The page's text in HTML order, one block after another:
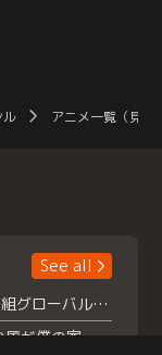
ル アニメ一覧（見放
See all
いま最も勢いのある６人組グローバルグル ープ NCT WISHの地上波初冠特番 『NCT WISHの放課後グランプリ』放送決定 メンバーたちが３ペアに分かれ 【平成】をテーマにしたスペシャル企画 で対決 番組撮り下ろしのパフォーマンスも！ TELASA（テラサ）では放送終了後から オリジナルコンテンツを大量配信！
浮所飛貴主演！ 【夏色の風が僕の家にやってきた】 本日よりテラサで独占配信スタート！